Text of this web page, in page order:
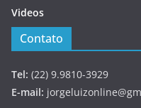
Videos
Contato
Tel: (22) 9.9810-3929
E-mail: